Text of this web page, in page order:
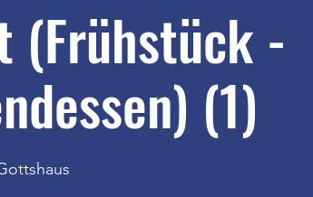
(Frühstück -
(1)